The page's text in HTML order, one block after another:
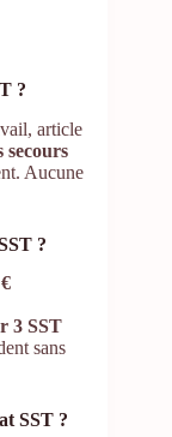
?
article
secours
Aucune
?
3 SST
sans
SST ?